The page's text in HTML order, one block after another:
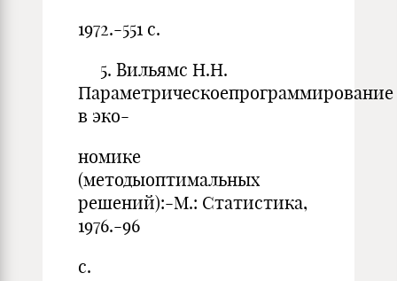
1972.-551 с.
5. Вильямс Н.Н.
Параметрическоепрограммирование
в эко-
номике
(методыоптимальных
решений):-М.: Статистика,
1976.-96
с.